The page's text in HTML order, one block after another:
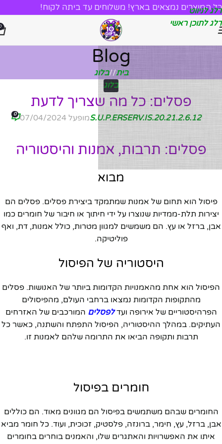
דלג לניווט
דלג לתוכן ראשי
כל המוצרים נמצאים בארץ! משלוחים עד ביתה לקוח!
Blog
בית/ בלוג
בלוג
פסלים: כל מה שצריך לדעת
2.6.12.S.U.P.ERSERV.IS.20.21 מופעל 07/04/2024 0
פסלים: תרבות, אמנות והיסטוריה
מבוא
פיסול הוא תחום של אמנות שמתמקד ביצירת פסלים. פסלים הם
יצירות תלת-ממדיות שנוצרו על ידי חיתוך או חיבור של חומרים כמו
אבן, ברזל או עץ. הם משמשים למגוון מטרות, כולל אמנות, דת, ואף
פוליטיקה.
היסטוריה של הפיסול
הפיסול הוא אחת מהאמנויות הקדומות ביותר של האנושות. פסלים
מהתקופות הקדומות נמצאו ברחבי העולם, מהפיסולים
הפרהיסטוריים של אירופה ועדלפסלים המורכבים של האזרחים
העתיקים. במהלך ההיסטוריה, הפיסול התפתח והשתנה, כאשר כל
תרבות ותקופה הביאו את התרומה שלהם לאמנות זו.
חומרים בפיסול
החומרים שבהם משתמשים בפיסול הם מגוונים מאוד. הם כוללים
אבן, ברזל, עץ, חימר, ברונזה, פלסטיק, זכוכית, ועוד. כל חומר מביא
איתו את האפשרויות והאתגרים שלו, והאמנים בוחרים בחומרים